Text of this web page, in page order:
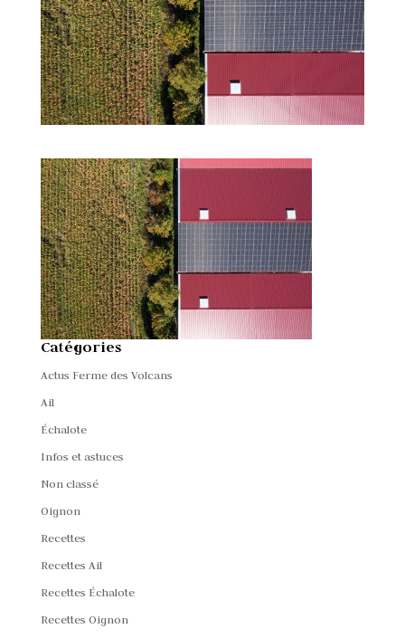
Catégories
Actus Ferme des Volcans
Ail
Échalote
Infos et astuces
Non classé
Oignon
Recettes
Recettes Ail
Recettes Échalote
Recettes Oignon